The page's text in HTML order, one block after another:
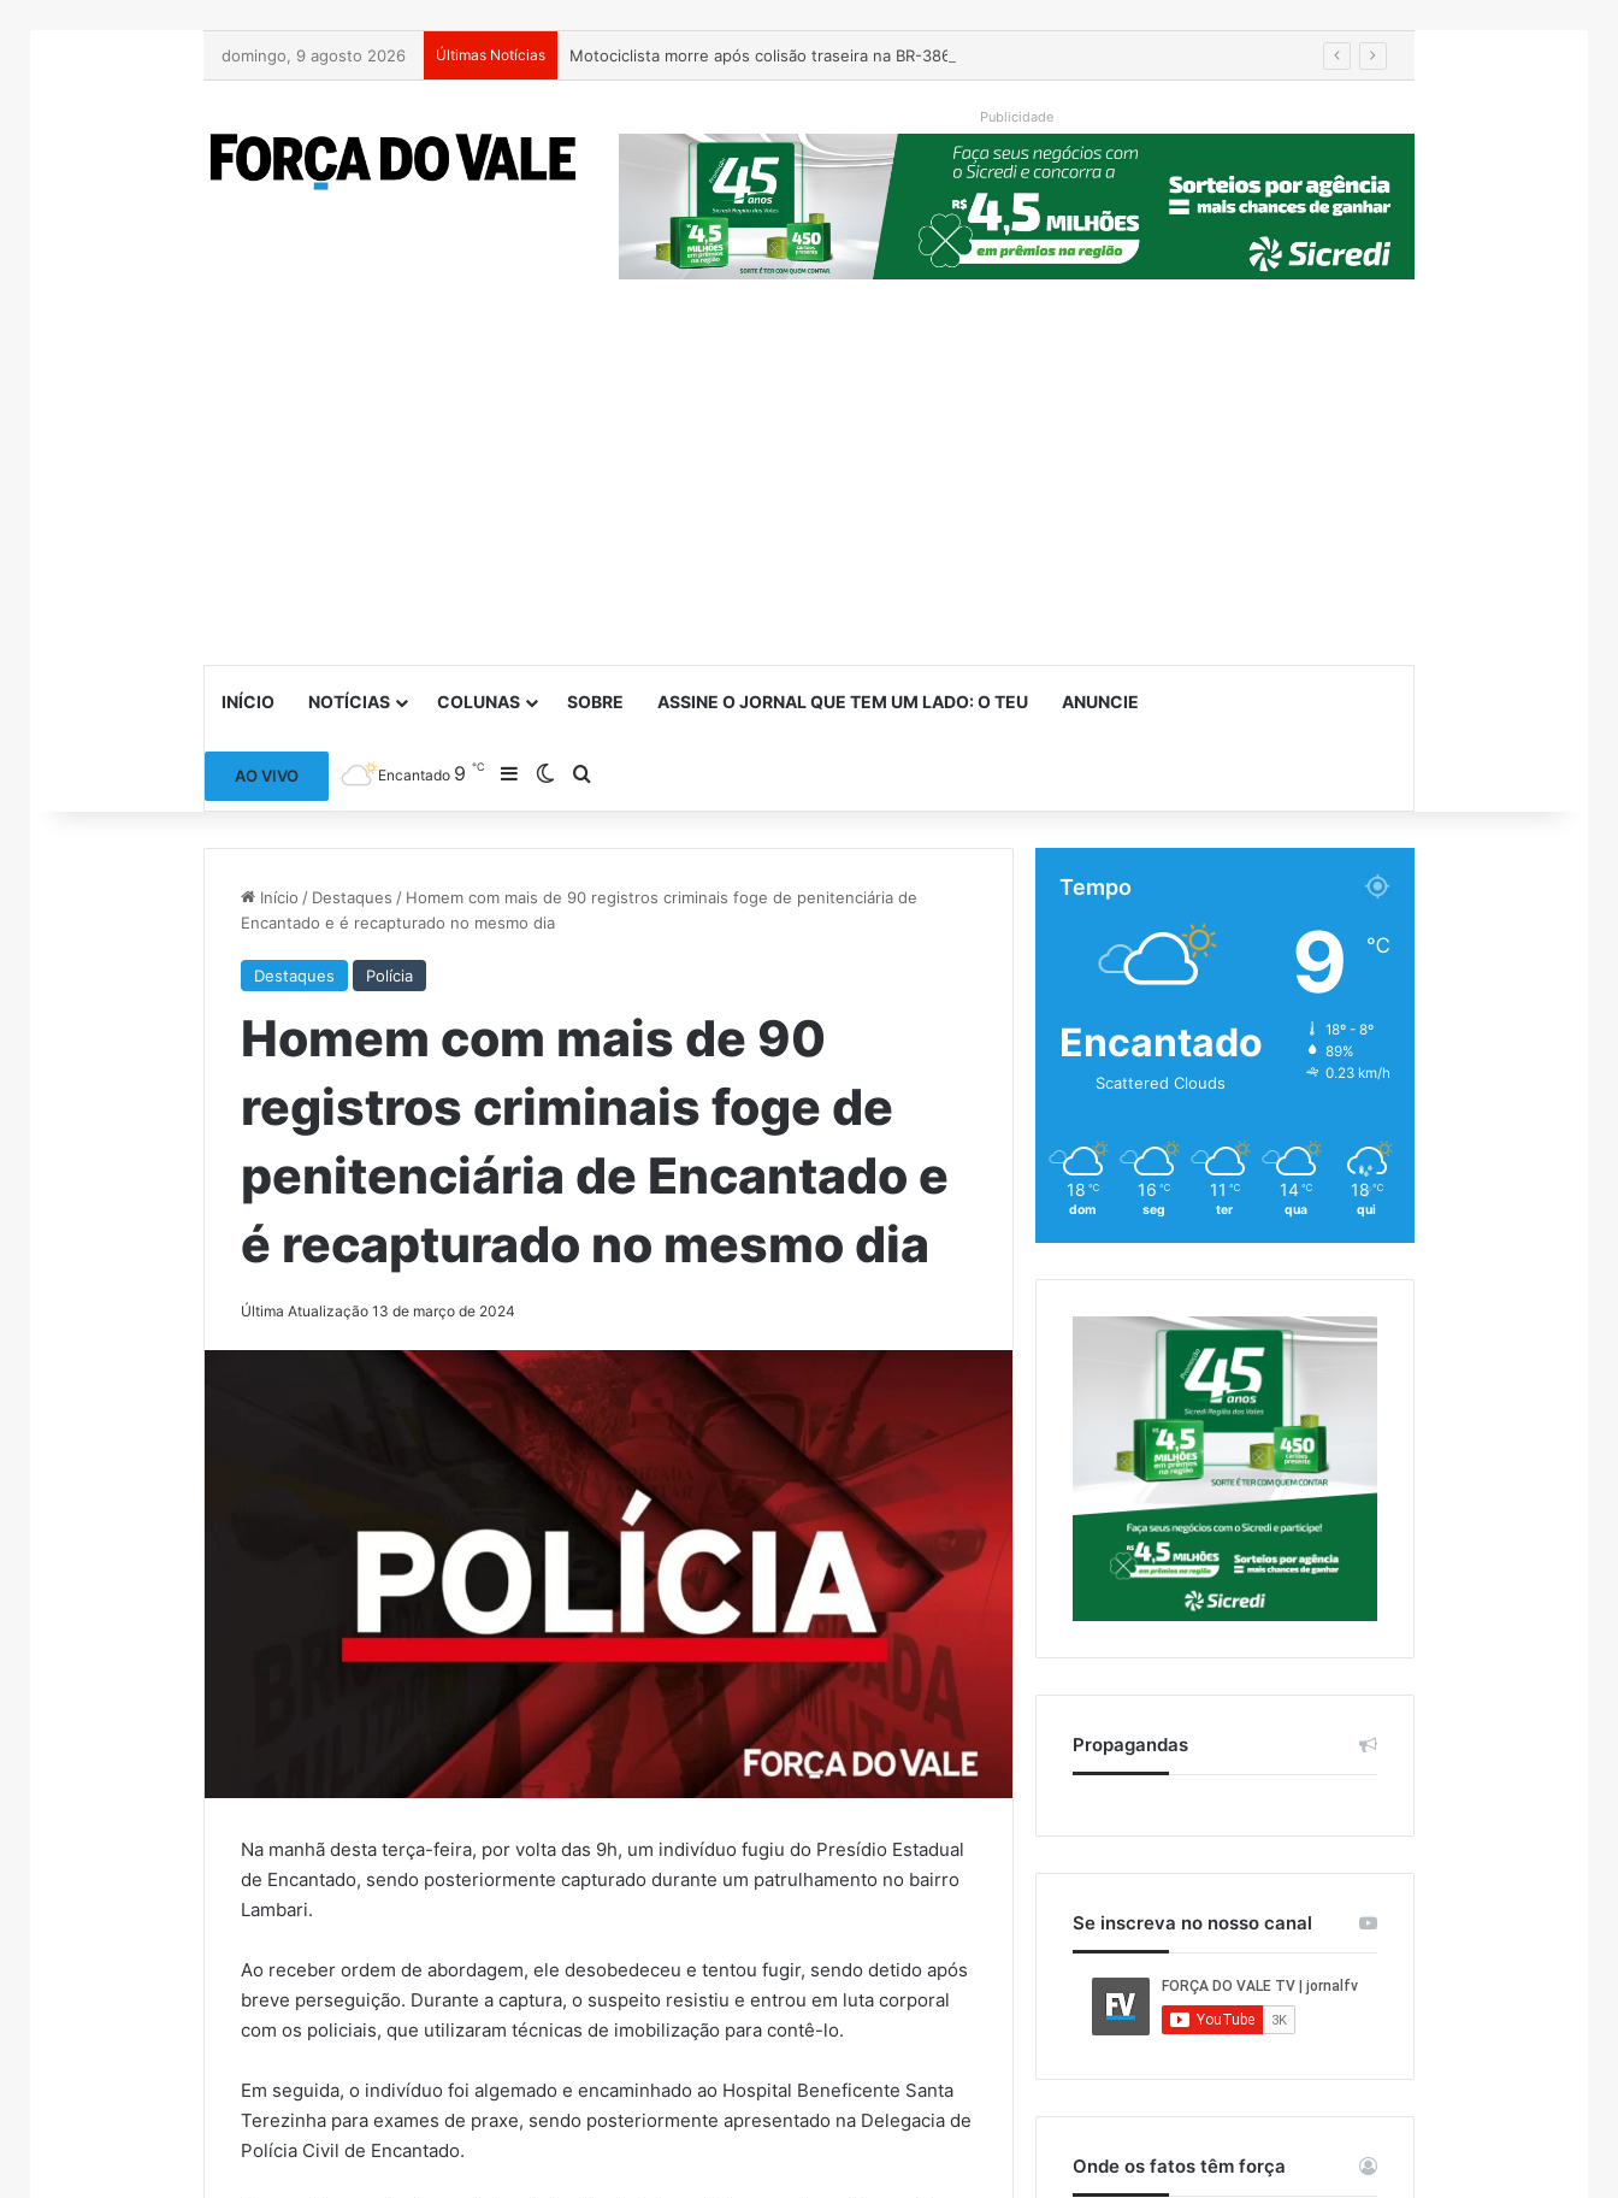
domingo, 9 agosto 2026 Últimas Notícias Motociclista morre após colisão traseira na BR-386, em Triunfo
Publicidade
INÍCIO NOTÍCIAS COLUNAS SOBRE ASSINE O JORNAL QUE TEM UM LADO: O TEU ANUNCIE
AO VIVO Encantado 9℃ Barra Lateral
Switch skin
Início / Destaques / Homem com mais de 90 registros criminais foge de penitenciária de
Encantado e é recapturado no mesmo dia
Destaques Polícia
Homem com mais de 90
registros criminais foge de
penitenciária de Encantado e
é recapturado no mesmo dia
Última Atualização 13 de março de 2024
Na manhã desta terça-feira, por volta das 9h, um indivíduo fugiu do Presídio Estadual
de Encantado, sendo posteriormente capturado durante um patrulhamento no bairro
Lambari.
Ao receber ordem de abordagem, ele desobedeceu e tentou fugir, sendo detido após
breve perseguição. Durante a captura, o suspeito resistiu e entrou em luta corporal
com os policiais, que utilizaram técnicas de imobilização para contê-lo.
Em seguida, o indivíduo foi algemado e encaminhado ao Hospital Beneficente Santa
Terezinha para exames de praxe, sendo posteriormente apresentado na Delegacia de
Polícia Civil de Encantado.
Tempo
Encantado
Scattered Clouds
9 ℃
18º - 8º
89%
0.23 km/h
18 ℃
dom
16 ℃
seg
11 ℃
ter
14 ℃
qua
18 ℃
qui
Propagandas
Se inscreva no nosso canal
Onde os fatos têm força